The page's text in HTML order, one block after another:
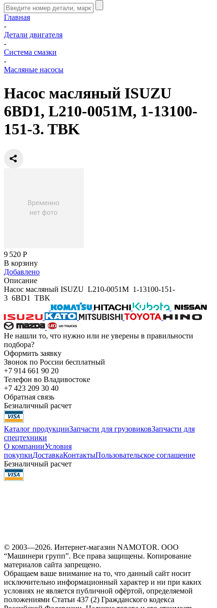
Главная
-
Детали двигателя
-
Система смазки
-
Масляные насосы
Насос масляный ISUZU
6BD1, L210-0051M, 1-13100-
151-3. TBK
9 520 Р
В корзину
Добавлено
Описание
Насос масляный ISUZU L210-0051M 1-13100-151-
3 6BD1 TBK
Не нашли то, что нужно или не уверены в правильности
подбора?
Оформить заявку
Звонок по России бесплатный
+7 914 661 90 20
Телефон во Владивостоке
+7 423 209 30 40
Обратная связь
Безналичный расчет
Каталог продукцииЗапчасти для грузовиковЗапчасти для
спецтехники
О компанииУсловия
покупкиДоставкаКонтактыПользовательское соглашение
Безналичный расчет
© 2003—2026. Интернет-магазин NAMOTOR. ООО
“Машинери групп”. Все права защищены. Копирование
материалов сайта запрещено.
Обращаем ваше внимание на то, что данный сайт носит
исключительно информационный характер и ни при каких
условиях не является публичной офёртой, определяемой
положениями Статьи 437 (2) Гражданского кодекса